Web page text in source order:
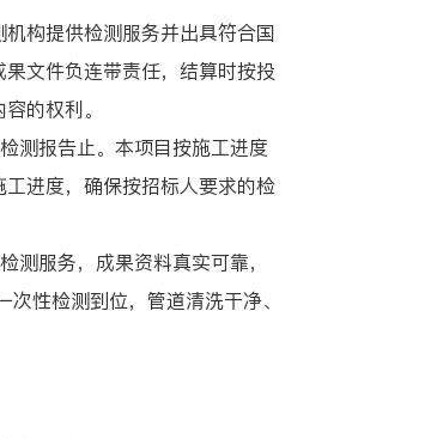
构提供检测服务并出具符合国
文件负连带责任，结算时按投
的权利。
测报告止。本项目按施工进度
进度，确保按招标人要求的检
服务，成果资料真实可靠，
性检测到位，管道清洗干净、